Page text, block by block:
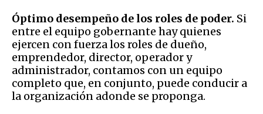
Óptimo desempeño de los roles de poder. Si
entre el equipo gobernante hay quienes
ejercen con fuerza los roles de dueño,
emprendedor, director, operador y
administrador, contamos con un equipo
completo que, en conjunto, puede conducir a
la organización adonde se proponga.